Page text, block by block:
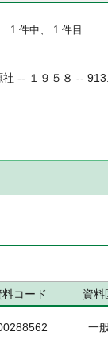
1 件中、 1 件目
-- １９５８ --
料コード 資料
一